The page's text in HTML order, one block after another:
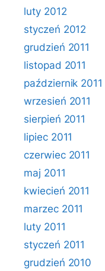
luty 2012
styczeń 2012
grudzień 2011
listopad 2011
październik 2011
wrzesień 2011
sierpień 2011
lipiec 2011
czerwiec 2011
maj 2011
kwiecień 2011
marzec 2011
luty 2011
styczeń 2011
grudzień 2010